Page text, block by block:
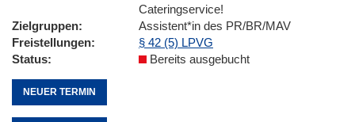
Cateringservice!
Zielgruppen
Assistent*in des PR/BR/MAV
Freistellungen
§ 42 (5) LPVG
Status
Bereits ausgebucht
NEUER TERMIN